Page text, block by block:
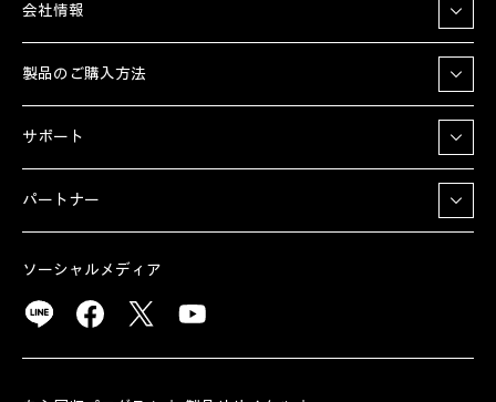
会社情報
製品のご購入方法
サポート
パートナー
ソーシャルメディア